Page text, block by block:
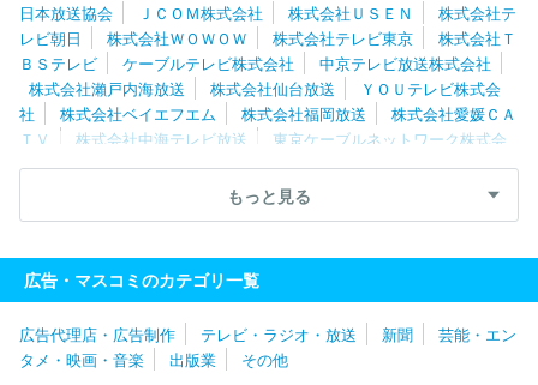
日本放送協会 ＪＣＯＭ株式会社 株式会社ＵＳＥＮ
株式会社テ
レビ朝日
株式会社ＷＯＷＯＷ 株式会社テレビ東京
株式会社Ｔ
ＢＳテレビ
ケーブルテレビ株式会社
中京テレビ放送株式会社
株式会社瀨戸内海放送
株式会社仙台放送
ＹＯＵテレビ株式会
社
株式会社ベイエフエム 株式会社福岡放送
株式会社愛媛ＣＡ
ＴＶ
株式会社中海テレビ放送
東京ケーブルネットワーク株式会
社
湘南ケーブルネットワーク株式会社
スカパーＪＳＡＴ株式会
株式会社倉敷ケーブルテレビ 株式会社日本入試センター
山放送株式会社
会社テレビユー福島
福島テレビ株式会社
日本海テレビジョン放
送株式会社
山隂中央テレビジヨン放送株式会社
もっと見る
広告・マスコミのカテゴリ一覧
広告代理店・広告制作 テレビ・ラジオ・放送 新聞
芸能・エン
タメ・映画・音楽
出版業 その他